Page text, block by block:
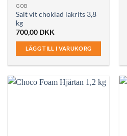
GOB
Salt vit choklad lakrits 3,8
kg
700,00 DKK
LÄGG TILL I VARUKORG